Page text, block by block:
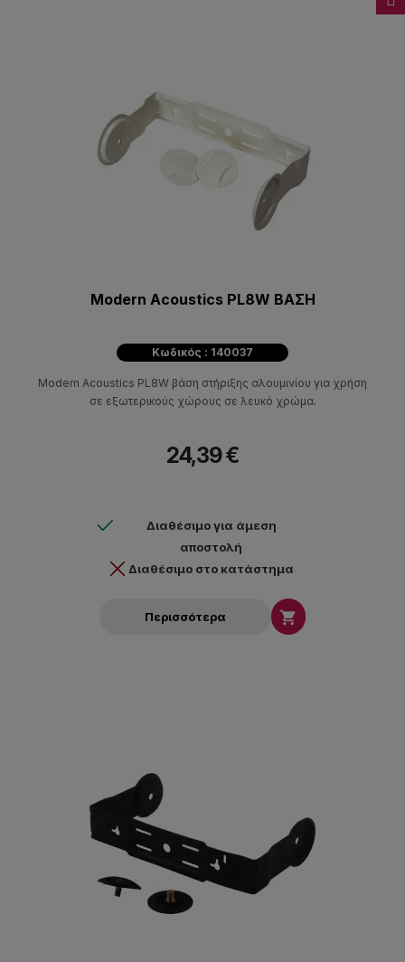
Modern Acoustics PL8W ΒΑΣΗ
Κωδικός : 140037
Modern Acoustics PL8W βάση στήριξης αλουμινίου για χρήση
σε εξωτερικούς χώρους σε λευκό χρώμα.
24,39 €
Διαθέσιμο για άμεση
αποστολή
Διαθέσιμο στο κατάστημα
Περισσότερα 